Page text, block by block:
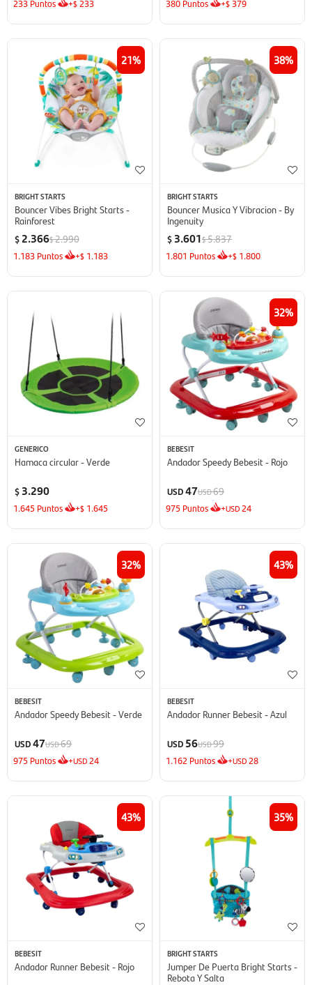
233 Puntos +$ 233 380 Puntos +$ 379
21
BRIGHT STARTS
Bouncer Vibes Bright Starts -
Rainforest
$ 2.366$2.990
1.183 Puntos +$ 1.183
38
BRIGHT STARTS
Bouncer Musica Y Vibracion - By
Ingenuity
$ 3.601$5.837
1.801 Puntos +$ 1.800
GENERICO
Hamaca circular - Verde
$ 3.290
1.645 Puntos +$ 1.645
32
BEBESIT
Andador Speedy Bebesit - Rojo
USD47USD69
975 Puntos +USD 24
32
BEBESIT
Andador Speedy Bebesit - Verde
USD47USD69
975 Puntos +USD 24
43
BEBESIT
Andador Runner Bebesit - Azul
USD 56USD99
1.162 Puntos +USD 28
43
BEBESIT
Andador Runner Bebesit - Rojo
35
BRIGHT STARTS
Jumper De Puerta Bright Starts -
Rebota Y Salta